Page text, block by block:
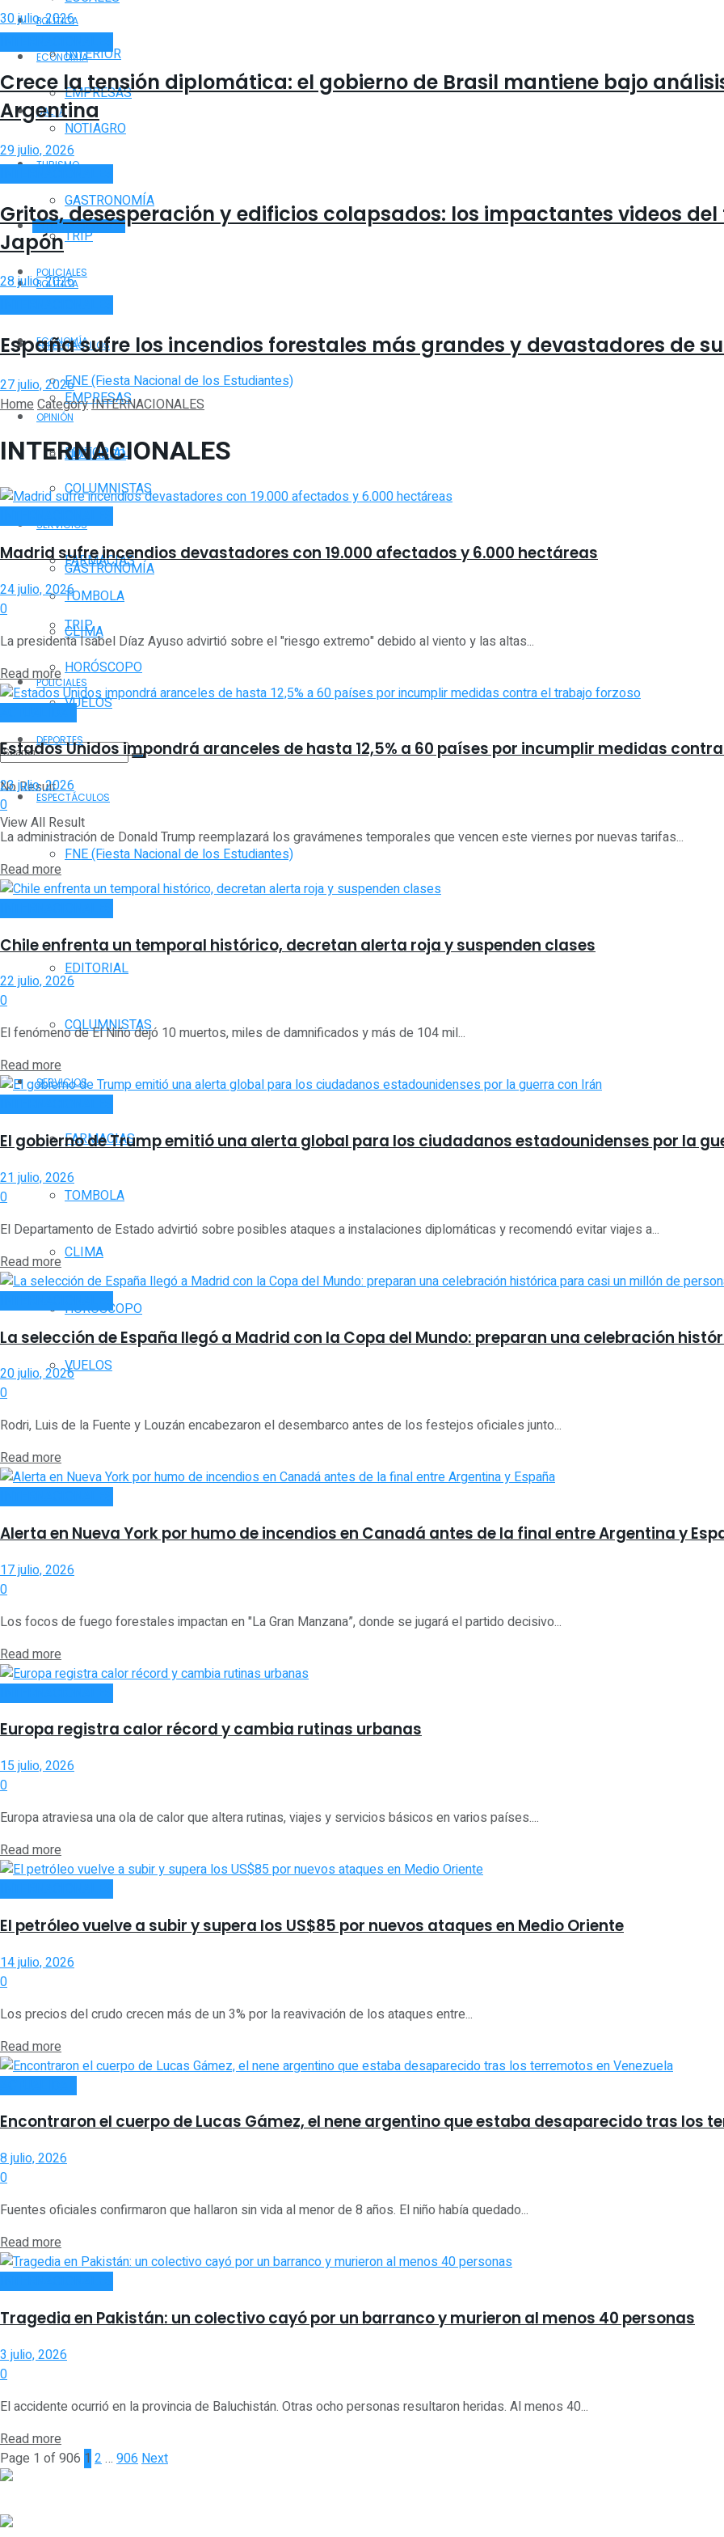
POLÍTICA
ECONOMÍA
EMPRESAS
NOTIAGRO
TURISMO
GASTRONOMÍA
TRIP
POLICIALES
ESPECTÁCULOS
FNE (Fiesta Nacional de los Estudiantes)
OPINIÓN
EDITORIAL
COLUMNISTAS
SERVICIOS
FARMACIAS
TOMBOLA
CLIMA
HORÓSCOPO
VUELOS
No Result
View All Result
INTERIOR
SALTA
NACIONALES
INTERNACIONALES
POLÍTICA
ECONOMÍA
EMPRESAS
NOTIAGRO
GASTRONOMÍA
TRIP
POLICIALES
DEPORTES
ESPECTÁCULOS
FNE (Fiesta Nacional de los Estudiantes)
EDITORIAL
COLUMNISTAS
SERVICIOS
FARMACIAS
TOMBOLA
CLIMA
HORÓSCOPO
VUELOS
30 julio, 2026
Crece la tensión diplomática: el gobierno de Brasil mantiene bajo
Argentina
29 julio, 2026
Gritos, desesperación y edificios colapsados: los impactantes videos
Japón
28 julio, 2026
España sufre los incendios forestales más grandes y devastadores de
27 julio, 2026
HomeCategoryINTERNACIONALES
INTERNACIONALES
Madrid sufre incendios devastadores con 19.000 afectados y 6.000 hectáreas
24 julio, 2026
0
La presidenta Isabel Díaz Ayuso advirtió sobre el "riesgo extremo" debido al viento y las altas...
Read more
Estados Unidos impondrá aranceles de hasta 12,5% a 60 países por incumplir medidas
23 julio, 2026
0
La administración de Donald Trump reemplazará los gravámenes temporales que vencen este viernes por nuevas tarifas...
Read more
Chile enfrenta un temporal histórico, decretan alerta roja y suspenden clases
22 julio, 2026
0
El fenómeno de El Niño dejó 10 muertos, miles de damnificados y más de 104 mil...
Read more
El gobierno de Trump emitió una alerta global para los ciudadanos estadounidenses por la
21 julio, 2026
0
El Departamento de Estado advirtió sobre posibles ataques a instalaciones diplomáticas y recomendó evitar viajes a...
Read more
La selección de España llegó a Madrid con la Copa del Mundo: preparan una celebración
20 julio, 2026
0
Rodri, Luis de la Fuente y Louzán encabezaron el desembarco antes de los festejos oficiales junto...
Read more
Alerta en Nueva York por humo de incendios en Canadá antes de la final entre Argentina y
17 julio, 2026
0
Los focos de fuego forestales impactan en "La Gran Manzana”, donde se jugará el partido decisivo...
Read more
Europa registra calor récord y cambia rutinas urbanas
15 julio, 2026
0
Europa atraviesa una ola de calor que altera rutinas, viajes y servicios básicos en varios países....
Read more
El petróleo vuelve a subir y supera los US$85 por nuevos ataques en Medio Oriente
14 julio, 2026
0
Los precios del crudo crecen más de un 3% por la reavivación de los ataques entre...
Read more
Encontraron el cuerpo de Lucas Gámez, el nene argentino que estaba desaparecido tras los
8 julio, 2026
0
Fuentes oficiales confirmaron que hallaron sin vida al menor de 8 años. El niño había quedado...
Read more
Tragedia en Pakistán: un colectivo cayó por un barranco y murieron al menos 40 personas
3 julio, 2026
0
El accidente ocurrió en la provincia de Baluchistán. Otras ocho personas resultaron heridas. Al menos 40...
Read more
Page 1 of 906 1 2 … 906 Next